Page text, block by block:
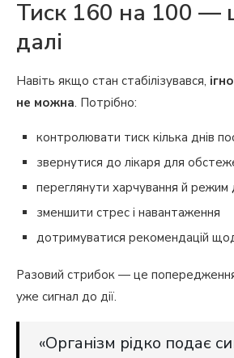
Тиск 160 на 100 —
далі
Навіть якщо стан стабілізувався,
не можна. Потрібно:
контролювати тиск кілька днів
звернутися до лікаря для
переглянути харчування й режим
зменшити стрес і навантаження
дотримуватися рекомендацій
Разовий стрибок — це
уже сигнал до дії.
«Організм рідко подає